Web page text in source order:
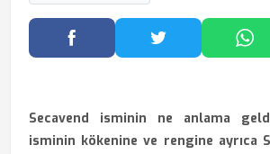
Facebook'ta Paylaş
Twitter'da
Secavend isminin ne anlama
isminin kökenine ve rengine ayrıca